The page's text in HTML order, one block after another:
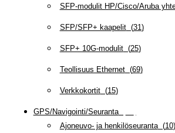
SFP-modulit HP/Cisco/Aruba
SFP/SFP+ kaapelit(31)
SFP+ 10G-modulit(25)
Teollisuus Ethernet(69)
Verkkokortit(15)
GPS/Navigointi/Seuranta(
Ajoneuvo- ja henkilöseuranta(10)